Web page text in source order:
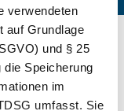
verwendeten
auf Grundlage
und § 25
Speicherung
im
umfasst. Sie